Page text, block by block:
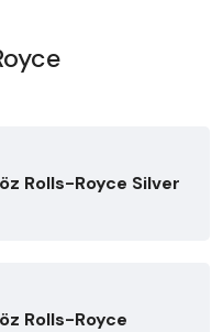
Rolls-Royce Silver
Rolls-Royce